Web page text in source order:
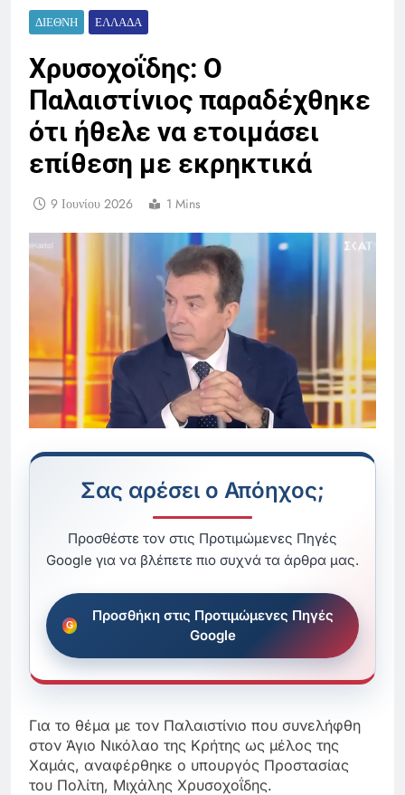
ΔΙΕΘΝΉ ΕΛΛΆΔΑ
Χρυσοχοΐδης: Ο
Παλαιστίνιος παραδέχθηκε
ότι ήθελε να ετοιμάσει
επίθεση με εκρηκτικά
9 Ιουνίου 2026 1 Mins
Σας αρέσει ο Απόηχος;
Προσθέστε τον στις Προτιμώμενες Πηγές
Google για να βλέπετε πιο συχνά τα άρθρα μας.
Προσθήκη στις Προτιμώμενες Πηγές
Google
Για το θέμα με τον Παλαιστίνιο που συνελήφθη
στον Άγιο Νικόλαο της Κρήτης ως μέλος της
Χαμάς, αναφέρθηκε ο υπουργός Προστασίας
του Πολίτη, Μιχάλης Χρυσοχοΐδης.